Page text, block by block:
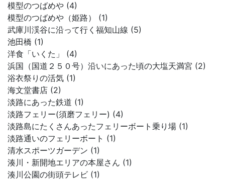
模型のつばめや (4)
模型のつばめや（姫路） (1)
武庫川渓谷に沿って行く福知山線 (5)
池田橋 (1)
洋食「いくた」 (4)
浜国（国道２５０号）沿いにあった頃の大塩天満宮 (2)
浴衣祭りの活気 (1)
海文堂書店 (2)
淡路にあった鉄道 (1)
淡路フェリー(須磨フェリー) (4)
淡路島にたくさんあったフェリーボート乗り場 (1)
淡路通いのフェリーボート (1)
清水スポーツガーデン (1)
湊川・新開地エリアの本屋さん (1)
湊川公園の街頭テレビ (1)